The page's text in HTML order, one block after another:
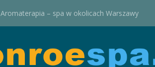
Aromaterapia – spa w okolicach Warszawy